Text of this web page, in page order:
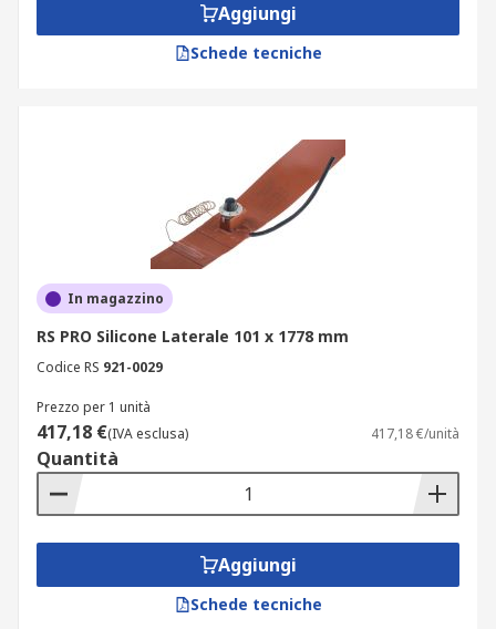
Aggiungi
Schede tecniche
In magazzino
RS PRO Silicone Laterale 101 x 1778 mm
Codice RS 921-0029
Prezzo per 1 unità
417,18 €(IVA esclusa) 417,18 €/unità
Quantità
Aggiungi
Schede tecniche